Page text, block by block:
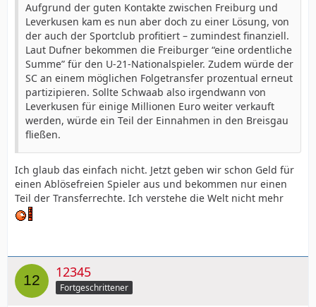
Aufgrund der guten Kontakte zwischen Freiburg und
Leverkusen kam es nun aber doch zu einer Lösung, von
der auch der Sportclub profitiert – zumindest finanziell.
Laut Dufner bekommen die Freiburger “eine ordentliche
Summe” für den U-21-Nationalspieler. Zudem würde der
SC an einem möglichen Folgetransfer prozentual erneut
partizipieren. Sollte Schwaab also irgendwann von
Leverkusen für einige Millionen Euro weiter verkauft
werden, würde ein Teil der Einnahmen in den Breisgau
fließen.
Ich glaub das einfach nicht. Jetzt geben wir schon Geld für
einen Ablösefreien Spieler aus und bekommen nur einen
Teil der Transferrechte. Ich verstehe die Welt nicht mehr
12345
Fortgeschrittener